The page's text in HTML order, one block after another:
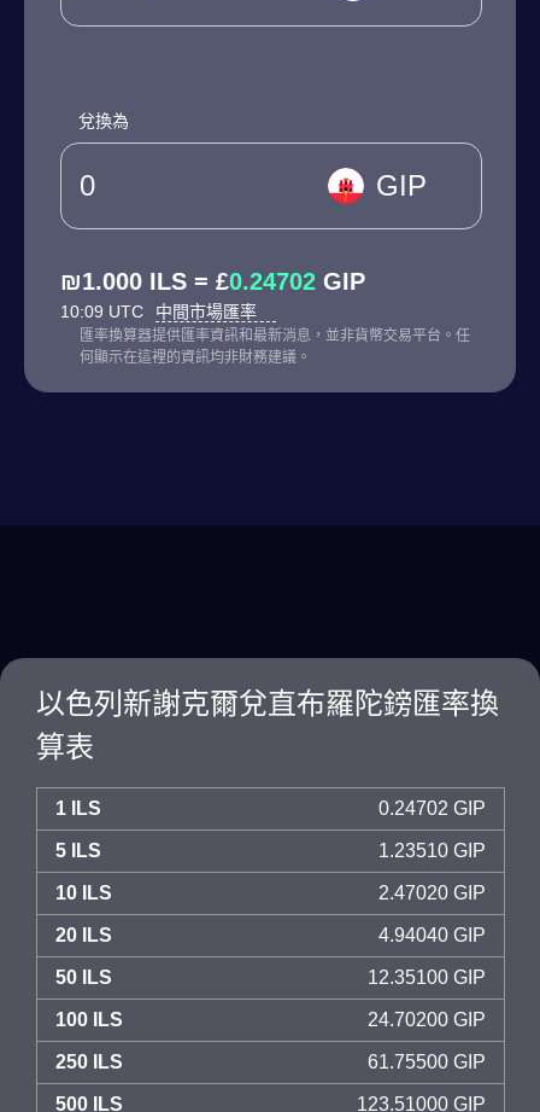
兌換為
GIP
₪1.000 ILS = £0.24702 GIP
10:09 UTC 中間市場匯率
匯率換算器提供匯率資訊和最新消息，並非貨幣交易平台。任
何顯示在這裡的資訊均非財務建議。
以色列新謝克爾兌直布羅陀鎊匯率換
算表
1 ILS 0.24702 GIP
5 ILS 1.23510 GIP
10 ILS 2.47020 GIP
20 ILS 4.94040 GIP
50 ILS 12.35100 GIP
100 ILS 24.70200 GIP
250 ILS 61.75500 GIP
500 ILS 123.51000 GIP